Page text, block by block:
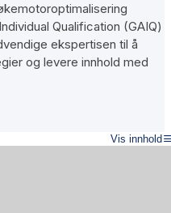
Qualification (GAIQ)
ekspertisen til å
og levere innhold med
Vis innhold